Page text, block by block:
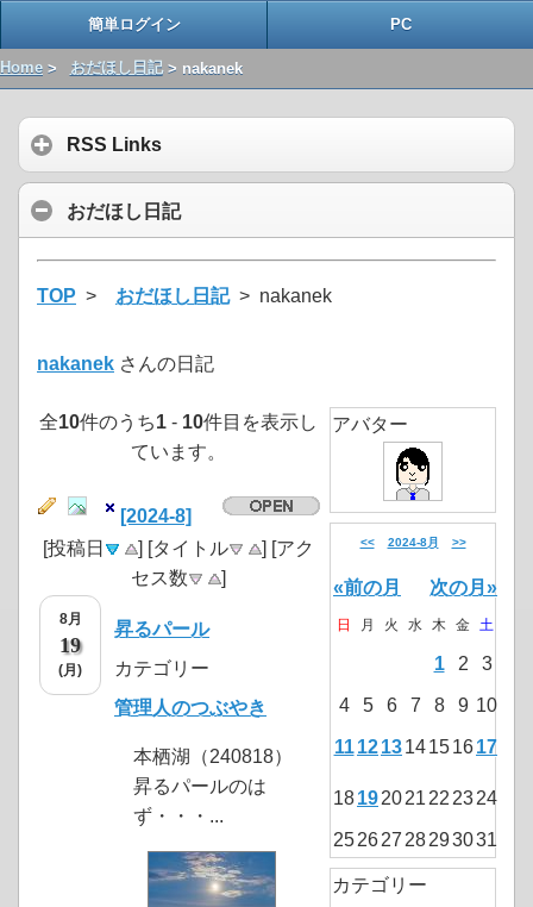
簡単ログイン PC
Home > おだほし日記> nakanek
RSS Links
おだほし日記
TOP > おだほし日記> nakanek
nakanek さんの日記
全10件のうち1 - 10件目を表示し
ています。
[2024-8]
[投稿日
] [タイトル
] [アク
セス数
]
8月
19
(月)
昇るパール
カテゴリー
管理人のつぶやき
本栖湖（240818）
昇るパールのは
ず・・・...
アバター
<< 2024-8月 >>
«前の月 次の月»
日 月 火 水 木 金 土
1 2 3
4 5 6 7 8 9 10
11 121314151617
18192021 22 2324
252627 28293031
カテゴリー